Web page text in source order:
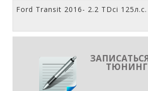
Ford Transit 2016- 2.2 TDci
ТЮНИНГ